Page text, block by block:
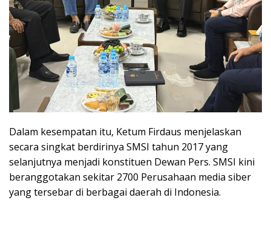
Dalam kesempatan itu, Ketum Firdaus menjelaskan
secara singkat berdirinya SMSI tahun 2017 yang
selanjutnya menjadi konstituen Dewan Pers. SMSI kini
beranggotakan sekitar 2700 Perusahaan media siber
yang tersebar di berbagai daerah di Indonesia.